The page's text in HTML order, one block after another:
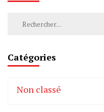
Rechercher :
Catégories
Non classé